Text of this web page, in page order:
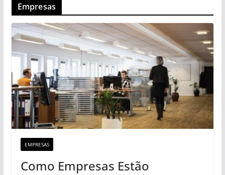
Empresas
EMPRESAS
Como Empresas Estão